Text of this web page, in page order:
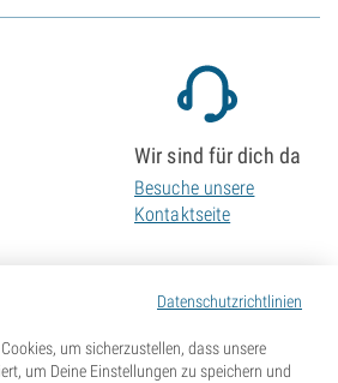
Datenschutzrichtlinien
um sicherzustellen, dass unsere
um Deine Einstellungen zu speichern und
Wir sind für dich da
Besuche unsere
Kontaktseite